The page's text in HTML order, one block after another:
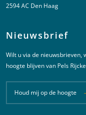
2594 AC Den Haag
Nieuwsbrief
Wilt u via de nieuwsbrieven,
hoogte blijven van Pels
Houd mij op de hoogte